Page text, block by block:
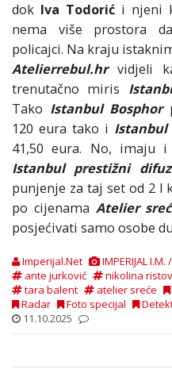
dok Iva Todorić i njeni
nema više prostora
policajci. Na kraju
Atelierrebul.hrvidjeli
trenutačno miris
Tako Istanbul Bosphor
120 eura tako i Istanbul
41,50 eura. No, imaju
Istanbul prestižni
punjenje za taj set od 2 l
po cijenama Atelier
posjećivati samo osobe
Imperijal.Net IMPERIJAL I.M.
ante jurković
nikolina
tara balent
atelier sreće
Radar
Foto specijal
11.10.2025